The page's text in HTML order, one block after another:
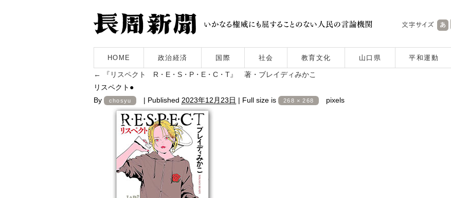
HOME 政治経済 国際 社会 教育文化 山口県 平和運動
←
『リスペクト R・E・S・P・E・C・T』 著・ブレイディみかこ
リスペクト●
By
chosyu | Published 2023年12月23日 | Full size is 268 × 268 pixels